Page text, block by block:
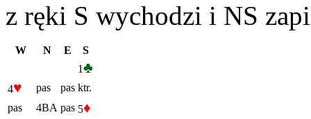
z ręki S wychodzi i NS
W N E
S
1♣
4♥ pas pas ktr.
pas
4BA pas 5♦